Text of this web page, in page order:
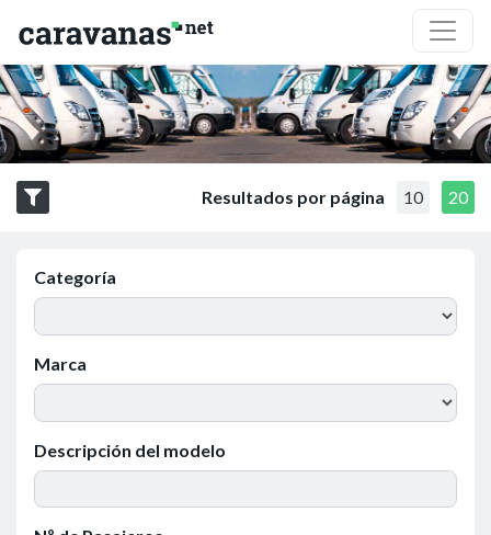
Resultados por página 10 20
Categoría
Marca
Descripción del modelo